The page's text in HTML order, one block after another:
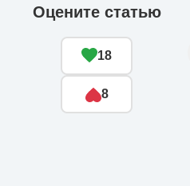
Оцените статью
18
8